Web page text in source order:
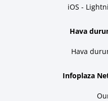
iOS -
Hava
Hava
Infoplaza